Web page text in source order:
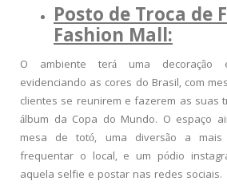
Posto de Troca de
Fashion Mall:
O ambiente terá uma decoração
evidenciando as cores do Brasil, com
clientes se reunirem e fazerem as suas
álbum da Copa do Mundo. O espaço
mesa de totó, uma diversão a
frequentar o local, e um pódio
aquela selfie e postar nas redes sociais.